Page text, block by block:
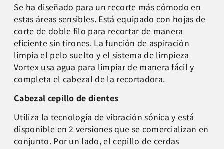
Se ha diseñado para un recorte más cómodo en
estas áreas sensibles. Está equipado con hojas de
corte de doble filo para recortar de manera
eficiente sin tirones. La función de aspiración
limpia el pelo suelto y el sistema de limpieza
Vortex usa agua para limpiar de manera fácil y
completa el cabezal de la recortadora.
Cabezal cepillo de dientes
Utiliza la tecnología de vibración sónica y está
disponible en 2 versiones que se comercializan en
conjunto. Por un lado, el cepillo de cerdas